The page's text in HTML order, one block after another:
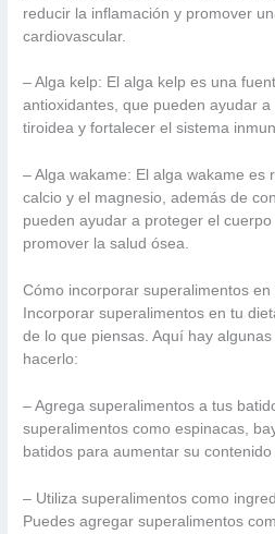
reducir la inflamación y promover
cardiovascular.
– Alga kelp: El alga kelp es una
antioxidantes, que pueden ayudar
tiroidea y fortalecer el sistema
– Alga wakame: El alga wakame es
calcio y el magnesio, además de
pueden ayudar a proteger el
promover la salud ósea.
Cómo incorporar superalimentos
Incorporar superalimentos en tu
de lo que piensas. Aquí hay
hacerlo:
– Agrega superalimentos a tus
superalimentos como espinacas,
batidos para aumentar su
– Utiliza superalimentos como
Puedes agregar superalimentos